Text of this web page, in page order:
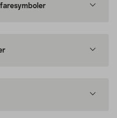
faresymboler